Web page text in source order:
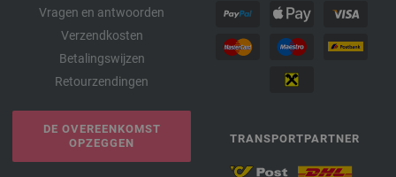
Vragen en antwoorden
Verzendkosten
Betalingswijzen
Retourzendingen
DE OVEREENKOMST
OPZEGGEN
TRANSPORTPARTNER